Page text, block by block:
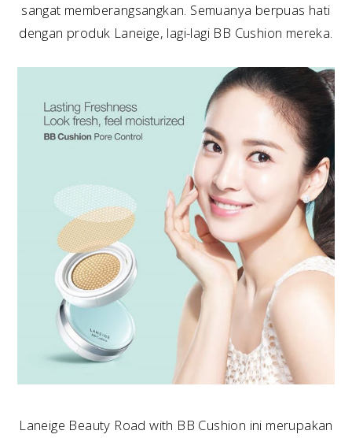
sangat memberangsangkan. Semuanya berpuas hati
dengan produk Laneige, lagi-lagi BB Cushion mereka.
Laneige Beauty Road with BB Cushion ini merupakan